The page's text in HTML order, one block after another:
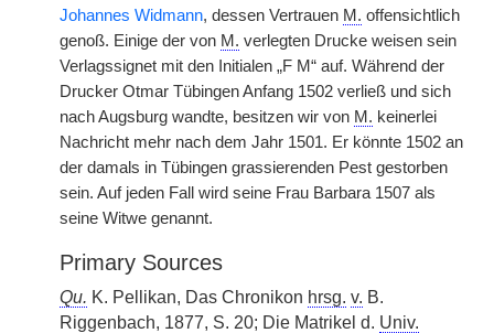
Johannes Widmann, dessen Vertrauen M. offensichtlich
genoß. Einige der von M. verlegten Drucke weisen sein
Verlagssignet mit den Initialen „F M“ auf. Während der
Drucker Otmar Tübingen Anfang 1502 verließ und sich
nach Augsburg wandte, besitzen wir von M. keinerlei
Nachricht mehr nach dem Jahr 1501. Er könnte 1502 an
der damals in Tübingen grassierenden Pest gestorben
sein. Auf jeden Fall wird seine Frau Barbara 1507 als
seine Witwe genannt.
Primary Sources
Qu. K. Pellikan, Das Chronikon hrsg. v. B.
Riggenbach, 1877, S. 20; Die Matrikel d. Univ.